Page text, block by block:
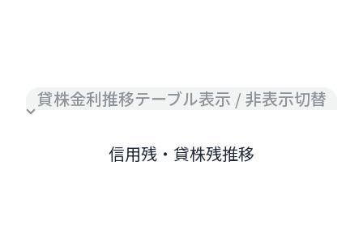
貸株金利推移テーブル表示 / 非表示切替
信用残・貸株残推移